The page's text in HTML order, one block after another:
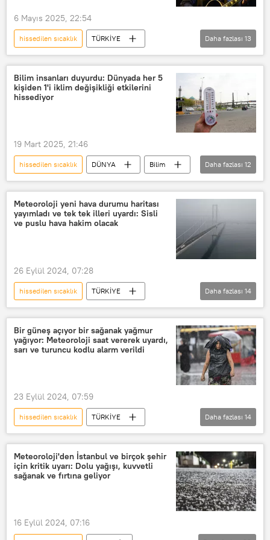
6 Mayıs 2025, 22:54
hissedilen sıcaklık
TÜRKİYE
Justin Timberlake
kulis
istek
badem
Sıcaklık
Şarkı
Şarkıcı
Konser
İTÜ
İstanbul Teknik Üniversitesi (İTÜ)
Daha fazlası 13
Bilim insanları duyurdu: Dünyada her 5
kişiden 1'i iklim değişikliği etkilerini
hissediyor
19 Mart 2025, 21:46
hissedilen sıcaklık DÜNYA
Bilim
bilim kurulu
Bilim insanları
Bilim insanı
Sıcaklık
yüksek sıcaklık
rekor sıcaklık
İklim kriziyle mücadele
İklim değişikliği
Küresel iklim
Daha fazlası 12
Meteoroloji yeni hava durumu haritası
yayımladı ve tek tek illeri uyardı: Sisli
ve puslu hava hakim olacak
26 Eylül 2024, 07:28
hissedilen sıcaklık
TÜRKİYE
Meteoroloji
Meteoroloji Genel Müdürlüğü
rekor sıcaklık
sıcaklık endeksi
gök gürültülü sağanak
HAVA DURUMU
istanbul hava durumu
İzmir
Ankara
Daha fazlası 14
Bir güneş açıyor bir sağanak yağmur
yağıyor: Meteoroloji saat vererek uyardı,
sarı ve turuncu kodlu alarm verildi
23 Eylül 2024, 07:59
hissedilen sıcaklık
TÜRKİYE
Meteoroloji
Meteoroloji Genel Müdürlüğü
Yağmur
Sağanak
sıcaklık endeksi
Daha fazlası 14
Meteoroloji'den İstanbul ve birçok şehir
için kritik uyarı: Dolu yağışı, kuvvetli
sağanak ve fırtına geliyor
16 Eylül 2024, 07:16